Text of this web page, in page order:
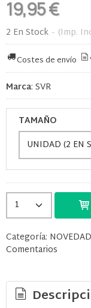
19,95 €
2 En Stock - (Imp.
Costes de envío
Marca: SVR
TAMAÑO
Categoría:
Comentarios